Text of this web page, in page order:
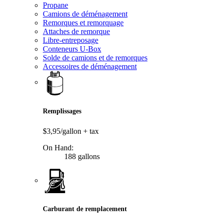
Propane
Camions de déménagement
Remorques et remorquage
Attaches de remorque
Libre-entreposage
Conteneurs U-Box
Solde de camions et de remorques
Accessoires de déménagement
Remplissages
$3,95/gallon + tax
On Hand:
188 gallons
Carburant de remplacement